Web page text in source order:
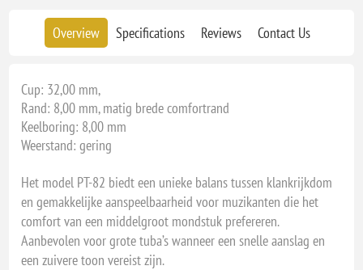
Overview Specifications Reviews Contact Us
Cup: 32,00 mm,
Rand: 8,00 mm, matig brede comfortrand
Keelboring: 8,00 mm
Weerstand: gering
Het model PT-82 biedt een unieke balans tussen klankrijkdom
en gemakkelijke aanspeelbaarheid voor muzikanten die het
comfort van een middelgroot mondstuk prefereren.
Aanbevolen voor grote tuba’s wanneer een snelle aanslag en
een zuivere toon vereist zijn.